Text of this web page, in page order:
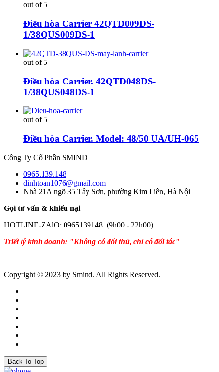
out of 5
Điều hòa Carrier 42QTD009DS-
1/38QUS009DS-1
out of 5
Điều hòa Carrier. 42QTD048DS-
1/38QUS048DS-1
out of 5
Điều hòa Carrier. Model: 48/50 UA/UH-065
Công Ty Cổ Phần SMIND
0965.139.148
dinhtoan1076@gmail.com
Nhà 21A ngõ 35 Tây Sơn, phường Kim Liên, Hà Nội
Gọi tư vấn & khiếu nại
HOTLINE-ZAlO: 0965139148 (9h00 - 22h00)
Triết lý kinh doanh: "Không có đối thủ, chỉ có đối tác"
Copyright © 2023 by Smind. All Rights Reserved.
Back To Top